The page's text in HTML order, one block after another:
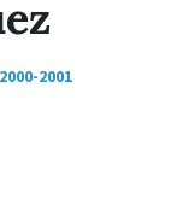
2001